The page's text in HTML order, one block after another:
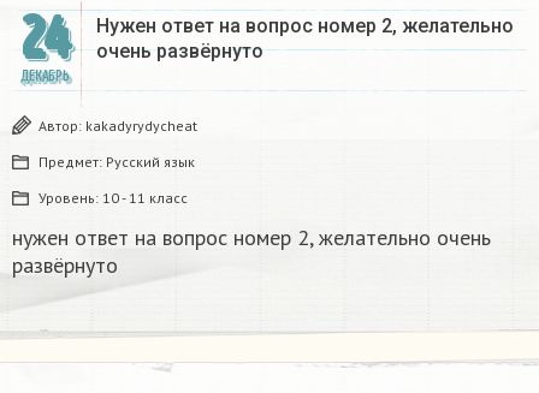
24
ДЕКАБРЬ
Нужен ответ на вопрос номер 2, желательно
очень развёрнуто
Автор: kakadyrydycheat
Предмет: Русский язык
Уровень: 10 - 11 класс
нужен ответ на вопрос номер 2, желательно очень
развёрнуто